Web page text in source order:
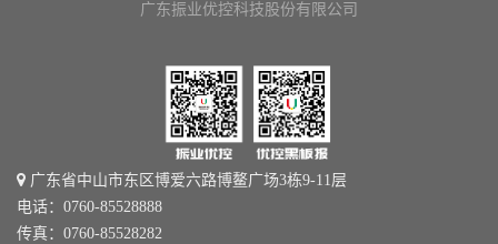
广东振业优控科技股份有限公司
广东省中山市东区博爱六路博鳌广场3栋9-11层
电话：0760-85528888
传真：0760-85528282